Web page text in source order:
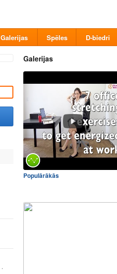
Galerijas Spēles D-biedri
Galerijas
Populārākās